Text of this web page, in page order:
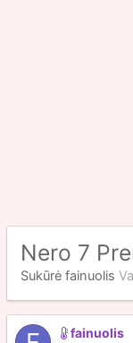
Nero 7
Sukūrė fainuolis
fainuolis